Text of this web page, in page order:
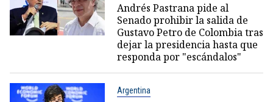
Andrés Pastrana pide al
Senado prohibir la salida de
Gustavo Petro de Colombia tras
dejar la presidencia hasta que
responda por "escándalos"
Argentina